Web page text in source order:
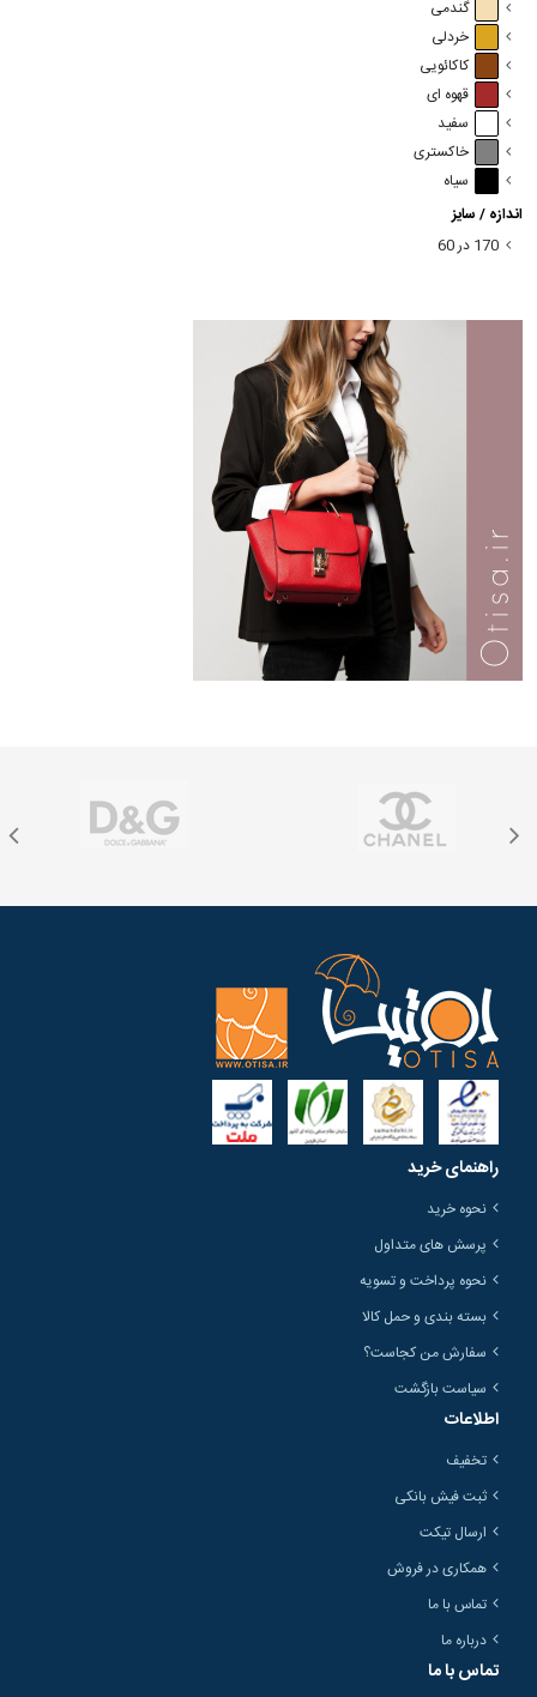
گندمی
خردلی
کاکائویی
قهوه ای
سفید
خاکستری
سیاه
اندازه / سایز
170 در 60
راهنمای خرید
نحوه خرید
پرسش های متداول
نحوه پرداخت و تسویه
بسته بندی و حمل کالا
سفارش من کجاست؟
سیاست بازگشت
اطلاعات
تخفیف
ثبت فیش بانکی
ارسال تیکت
همکاری در فروش
تماس با ما
درباره ما
تماس با ما